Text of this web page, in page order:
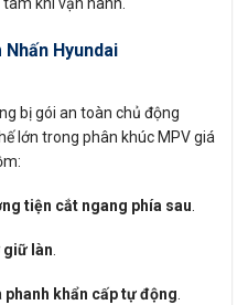
tâm khi vận hành.
Hyundai
bị gói an toàn chủ động
lớn trong phân khúc MPV giá
tiện cắt ngang phía sau
giữ làn
phanh khẩn cấp tự động.